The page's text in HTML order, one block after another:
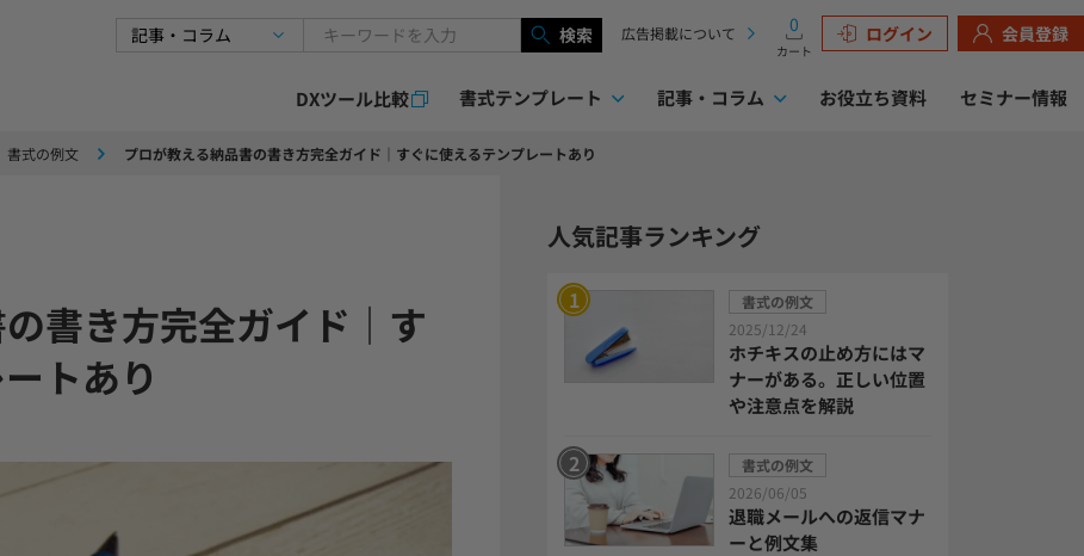
検索 広告掲載について 0
カート
ログイン 会員登録
DXツール比較 書式テンプレート 記事・コラム お役立ち資料 セミナー情報
書式の例文 プロが教える納品書の書き方完全ガイド｜すぐに使えるテンプレートあり
書き方完全ガイド｜す
トあり
人気記事ランキング
書式の例文
2025/12/24
ホチキスの止め方にはマ
ナーがある。正しい位置
や注意点を解説
書式の例文
2026/06/05
退職メールへの返信マナ
ーと例文集